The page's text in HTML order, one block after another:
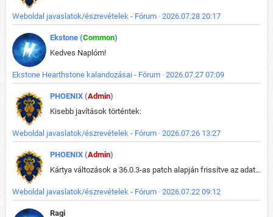
Weboldal javaslatok/észrevételek - Fórum · 2026.07.28 20:17
Ekstone (Common)
Kedves Naplóm!
Ekstone Hearthstone kalandozásai - Fórum · 2026.07.27 07:09
PHOENIX (Admin)
Kisebb javítások történtek:
Weboldal javaslatok/észrevételek - Fórum · 2026.07.26 13:27
PHOENIX (Admin)
Kártya változások a 36.0.3-as patch alapján frissítve az adatbázisban (képek is cserélve).
Weboldal javaslatok/észrevételek - Fórum · 2026.07.22 09:12
Ragi